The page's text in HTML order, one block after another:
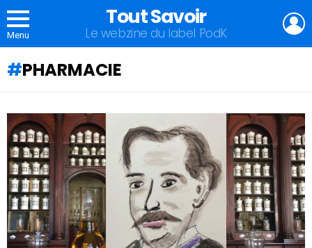
Menu
Tout Savoir
Le webzine du label PodK
PHARMACIE
QU'ALLEZ-
VOUS
APPRENDRE
AUJOURD'HUI
?